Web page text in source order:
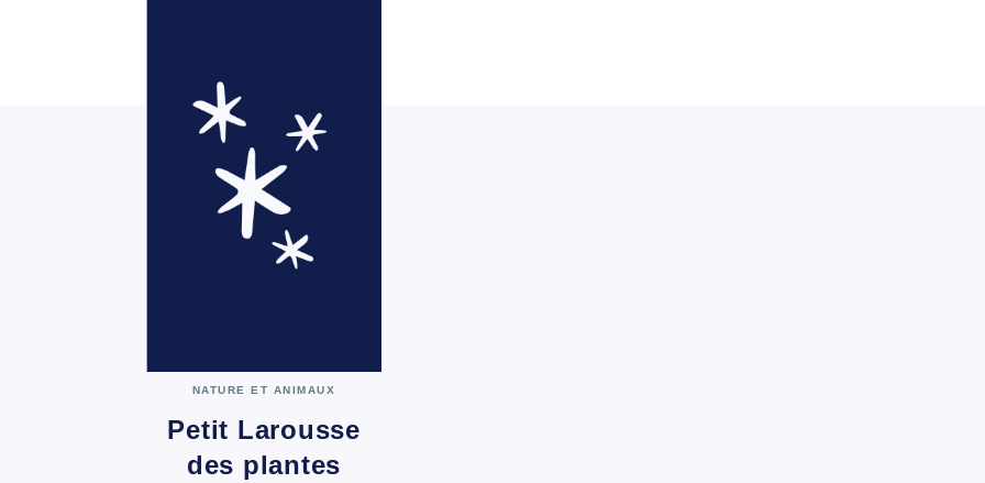
NATURE ET ANIMAUX
Petit Larousse
des plantes